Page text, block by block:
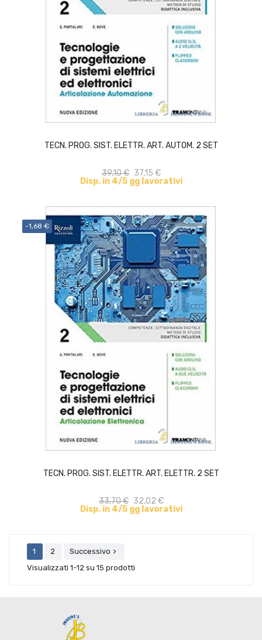
TECN. PROG. SIST. ELETTR. ART. AUTOM. 2 SET
39,10 € 37,15 €
Disp. in 4/5 gg lavorativi
-1,68 €
TECN. PROG. SIST. ELETTR. ART. ELETTR. 2 SET
33,70 € 32,02 €
Disp. in 4/5 gg lavorativi
1 2 Successivo 
Visualizzati 1-12 su 15 prodotti